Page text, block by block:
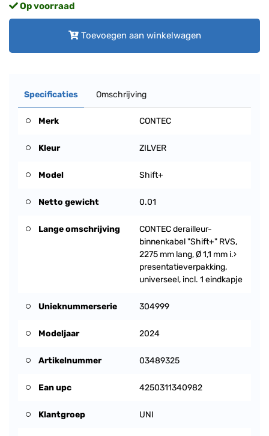
Op voorraad
Toevoegen aan winkelwagen
Specificaties Omschrijving
Merk CONTEC
Kleur ZILVER
Model Shift+
Netto gewicht 0.01
Lange omschrijving
CONTEC derailleur-
binnenkabel "Shift+" RVS,
2275 mm lang, Ø 1,1 mm i.›
presentatieverpakking,
universeel, incl. 1 eindkapje
Unieknummerserie 304999
Modeljaar 2024
Artikelnummer 03489325
Ean upc 4250311340982
Klantgroep UNI